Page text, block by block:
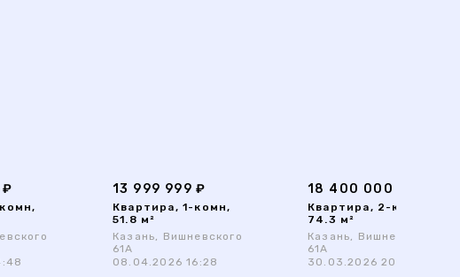
₽ 13 999 999 ₽
Квартира, 1-комн,
51.8 м²
Казань, Вишневского
61А
08.04.2026 16:28
18 400 000 ₽
Квартира, 2-комн,
74.3 м²
Казань, Вишневского
61А
30.03.2026 20:18